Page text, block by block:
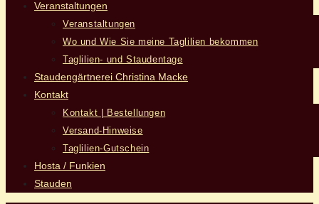
Veranstaltungen
Veranstaltungen
Wo und Wie Sie meine Taglilien bekommen
Taglilien- und Staudentage
Staudengärtnerei Christina Macke
Kontakt
Kontakt | Bestellungen
Versand-Hinweise
Taglilien-Gutschein
Hosta / Funkien
Stauden